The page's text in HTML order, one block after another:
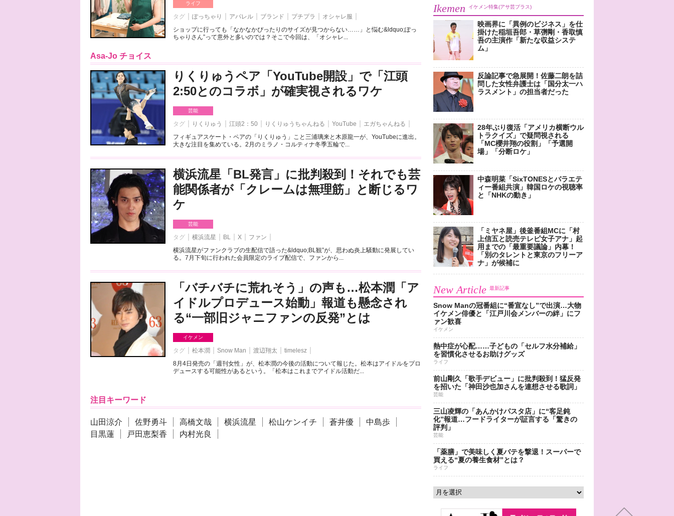
ライフ
タグ ぽっちゃり アパレル ブランド プチプラ
オシャレ服
ショップに行っても「なかなかぴったりのサイズが見つからない……」と悩む&ldquo;ぽっ
ちゃりさん”って意外と多いのでは？そこで今回は、「オシャレ...
Asa-Jo チョイス
りくりゅうペア「YouTube開設」で「江頭
2:50とのコラボ」が確実視されるワケ
芸能
タグ りくりゅう 江頭2：50 りくりゅうちゃんねる YouTube
エガちゃんねる
フィギュアスケート・ペアの「りくりゅう」こと三浦璃来と木原龍一が、YouTubeに進出。
大きな注目を集めている。2月のミラノ・コルティナ冬季五輪で...
横浜流星「BL発言」に批判殺到！それでも芸
能関係者が「クレームは無理筋」と断じるワ
ケ
芸能
タグ 横浜流星 BL X
ファン
横浜流星がファンクラブの生配信で語った&ldquo;BL観”が、思わぬ炎上騒動に発展してい
る。7月下旬に行われた会員限定のライブ配信で、ファンから...
「バチバチに荒れそう」の声も…松本潤「ア
イドルプロデュース始動」報道も懸念され
る“一部旧ジャニファンの反発”とは
イケメン
タグ 松本潤 Snow Man 渡辺翔太
timelesz
8月4日発売の「週刊女性」が、松本潤の今後の活動について報じた。松本はアイドルをプロ
デュースする可能性があるという。「松本はこれまでアイドル活動だ...
注目キーワード
山田涼介 佐野勇斗 高橋文哉 横浜流星 松山ケンイチ 蒼井優
中島歩
目黒蓮
戸田恵梨香 内村光良
Ikemen イケメン特集(アサ芸プラス)
映画界に「異例のビジネス」を仕
掛けた稲垣吾郎・草彅剛・香取慎
吾の主演作「新たな収益システ
ム」
反論記事で急展開！佐藤二朗を詰
問した女性弁護士は「国分太一ハ
ラスメント」の担当者だった
28年ぶり復活「アメリカ横断ウル
トラクイズ」で疑問視される
「MC櫻井翔の役割」「予選開
場」「分断ロケ」
中森明菜「SixTONESとバラエテ
ィー番組共演」韓国ロケの視聴率
と「NHKの動き」
「ミヤネ屋」後釜番組MCに「村
上信五と読売テレビ女子アナ」起
用までの「最重要議論」内幕！
「別のタレントと東京のフリーア
ナ」が候補に
New Article 最新記事
Snow Manの冠番組に“番宣なし”で出演…大物
イケメン俳優と「江戸川会メンバーの絆」にフ
ァン歓喜
イケメン
熱中症が心配……子どもの「セルフ水分補給」
を習慣化させるお助けグッズ
ライフ
前山剛久「歌手デビュー」に批判殺到！猛反発
を招いた「神田沙也加さんを連想させる歌詞」
芸能
三山凌輝の「あんかけパスタ店」に“客足鈍
化”報道…フードライターが証言する「驚きの
評判」
芸能
「薬膳」で美味しく夏バテを撃退！スーパーで
買える“夏の養生食材”とは？
ライフ